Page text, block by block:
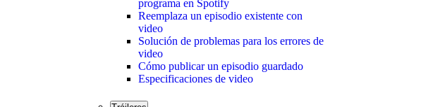
programa en Spotify
Reemplaza un episodio existente con
video
Solución de problemas para los errores de
video
Cómo publicar un episodio guardado
Especificaciones de video